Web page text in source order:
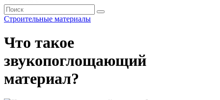
Строительные материалы
Что такое
звукопоглощающий
материал?